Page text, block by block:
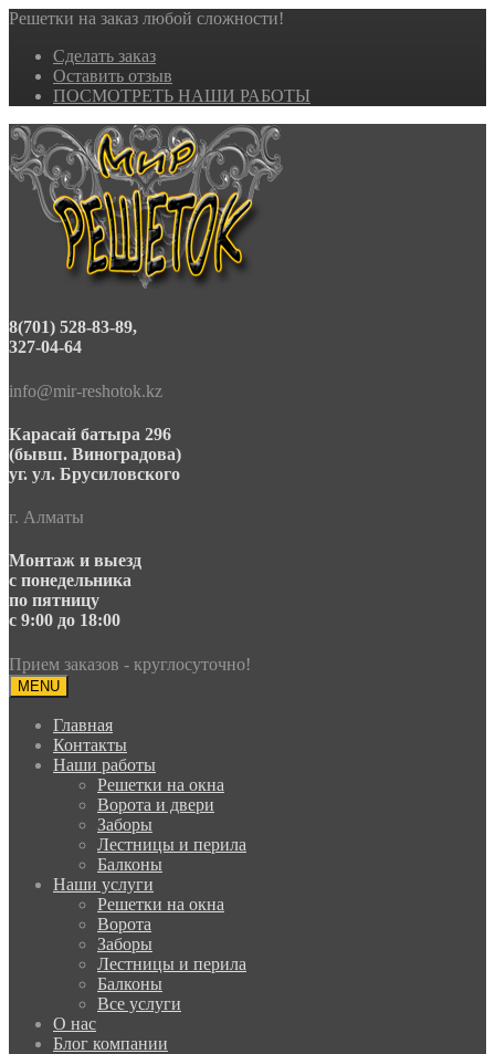
Решетки на заказ любой сложности!
Сделать заказ
Оставить отзыв
ПОСМОТРЕТЬ НАШИ РАБОТЫ
8(701) 528-83-89,
327-04-64
info@mir-reshotok.kz
Карасай батыра 296
(бывш. Виноградова)
уг. ул. Брусиловского
г. Алматы
Монтаж и выезд
с понедельника
по пятницу
с 9:00 до 18:00
Прием заказов - круглосуточно!
MENU
Главная
Контакты
Наши работы
Решетки на окна
Ворота и двери
Заборы
Лестницы и перила
Балконы
Наши услуги
Решетки на окна
Ворота
Заборы
Лестницы и перила
Балконы
Все услуги
О нас
Блог компании